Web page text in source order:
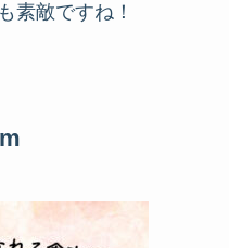
素敵ですね！